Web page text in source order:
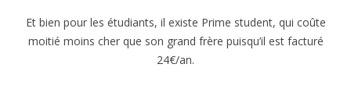
Et bien pour les étudiants, il existe Prime student, qui coûte
moitié moins cher que son grand frère puisqu’il est facturé
24€/an.